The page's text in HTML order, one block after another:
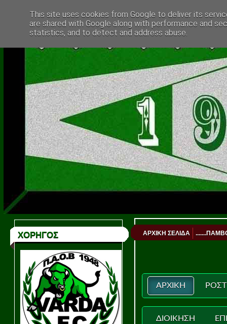
ΧΟΡΗΓΟΣ ΑΡΧΙΚΗ ΣΕΛΙΔΑ
ΑΡΧΙΚΗ
ΔΙΟΙΚΗΣΗ
This site uses cookies from Google to deliver its
are shared with Google along with performance and
statistics, and to detect and address abuse.